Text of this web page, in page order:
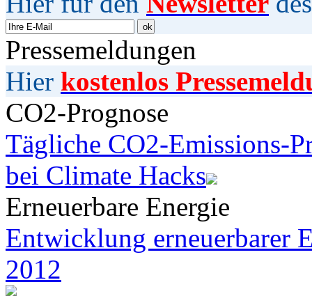
Pressemeldungen
Hier kostenlos
CO2-Prognose
Tägliche CO2-Emissions-
bei Climate Hacks
Erneuerbare Energie
Entwicklung erneuerbarer
2012